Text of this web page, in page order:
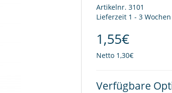
Artikelnr. 3101
Lieferzeit 1 - 3 Wochen
1,55€
Netto 1,30€
Verfügbare